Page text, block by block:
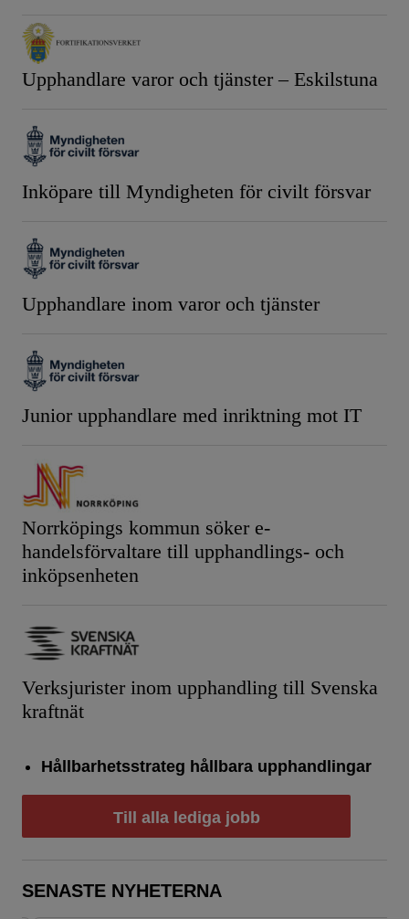
Upphandlare varor och tjänster – Eskilstuna
Inköpare till Myndigheten för civilt försvar
Upphandlare inom varor och tjänster
Junior upphandlare med inriktning mot IT
Norrköpings kommun söker e-
handelsförvaltare till upphandlings- och
inköpsenheten
Verksjurister inom upphandling till Svenska
kraftnät
Hållbarhetsstrateg hållbara upphandlingar
Till alla lediga jobb
SENASTE NYHETERNA